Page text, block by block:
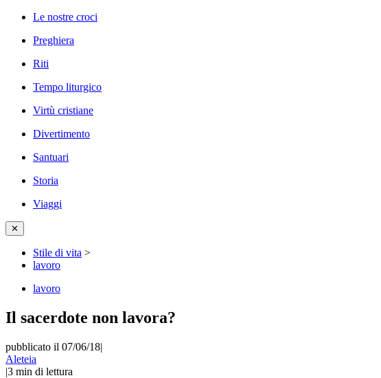
Le nostre croci
Preghiera
Riti
Tempo liturgico
Virtù cristiane
Divertimento
Santuari
Storia
Viaggi
✕
Stile di vita >
lavoro
lavoro
Il sacerdote non lavora?
pubblicato il 07/06/18|
Aleteia
|3 min di lettura